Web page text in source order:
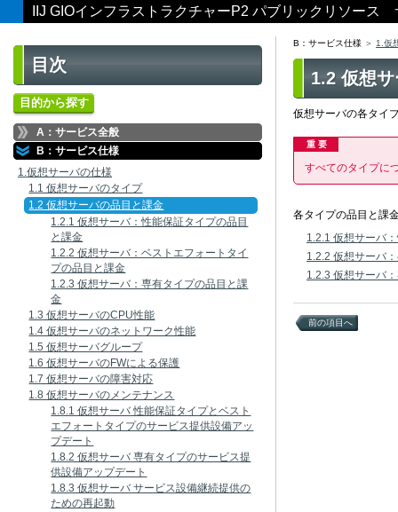
IIJ GIOインフラストラクチャーP2 パブリックリソース
目次
目的から探す
A：サービス全般
B：サービス仕様
1.仮想サーバの仕様
1.1 仮想サーバのタイプ
1.2 仮想サーバの品目と課金
1.2.1 仮想サーバ：性能保証タイプの品目
と課金
1.2.2 仮想サーバ：ベストエフォートタイ
プの品目と課金
1.2.3 仮想サーバ：専有タイプの品目と課
金
1.3 仮想サーバのCPU性能
1.4 仮想サーバのネットワーク性能
1.5 仮想サーバグループ
1.6 仮想サーバのFWによる保護
1.7 仮想サーバの障害対応
1.8 仮想サーバのメンテナンス
1.8.1 仮想サーバ 性能保証タイプとベスト
エフォートタイプのサービス提供設備アッ
プデート
1.8.2 仮想サーバ 専有タイプのサービス提
供設備アップデート
1.8.3 仮想サーバ サービス設備継続提供の
ための再起動
B：サービス仕様 1.仮
1.2 仮想
仮想サーバの各タイ
重 要
すべてのタイプに
各タイプの品目と課
1.2.1 仮想サーバ
1.2.2 仮想サーバ
1.2.3 仮想サーバ
前の項目へ